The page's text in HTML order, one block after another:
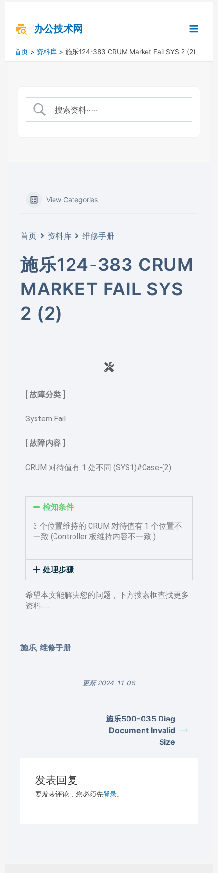
办公技术网
Menu
首页 资料库 施乐124-383 CRUM Market Fail SYS 2 (2)
View Categories
首页 资料库 维修手册
施乐124-383 CRUM
MARKET FAIL SYS
2 (2)
[ 故障分类 ]
System Fail
[ 故障内容 ]
CRUM 对待值有 1 处不同 (SYS1)#Case-(2)
检知条件
3 个位置维持的 CRUM 对待值有 1 个位置不
一致 (Controller 板维持内容不一致 )
处理步骤
希望本文能解决您的问题，下方搜索框查找更多
资料……
施乐,维修手册
更新 2024-11-06
施乐500-035 Diag
Document Invalid
Size
发表回复
要发表评论，您必须先登录。